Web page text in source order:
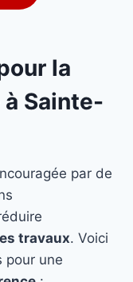
la
Sainte-
par de
travaux. Voici
pour une